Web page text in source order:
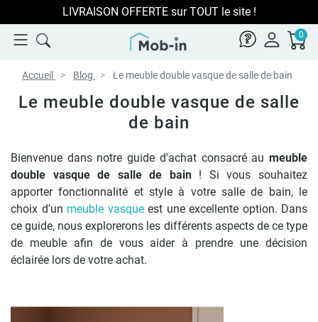
Paiement en 3x 4x sans frais avec Oney
0
Accueil Blog Le meuble double vasque de salle de bain
Le meuble double vasque de salle
de bain
Bienvenue dans notre guide d'achat consacré au meuble
double vasque de salle de bain! Si vous souhaitez
apporter fonctionnalité et style à votre salle de bain, le
choix d'un meuble vasqueest une excellente option. Dans
ce guide, nous explorerons les différents aspects de ce type
de meuble afin de vous aider à prendre une décision
éclairée lors de votre achat.